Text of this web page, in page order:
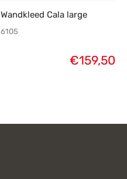
Wandkleed Cala large
6105
€159,50